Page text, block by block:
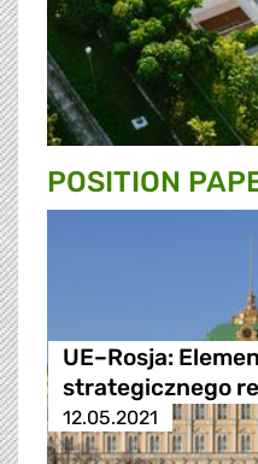
POSITION
UE–Rosja:
strategicznego
12.05.2021